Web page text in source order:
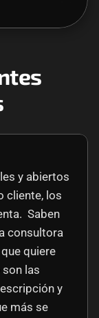
y abiertos
cliente, los
Saben
consultora
quiere
las
y
más se